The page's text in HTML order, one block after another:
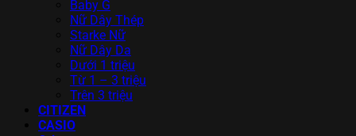
Baby G
Nữ Dây Thép
Starke Nữ
Nữ Dây Da
Dưới 1 triệu
Từ 1 – 3 triệu
Trên 3 triệu
CITIZEN
CASIO